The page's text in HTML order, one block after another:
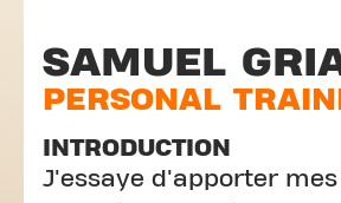
SAMUEL
PERSONAL
INTRODUCTION
J'essaye d'apporter mes